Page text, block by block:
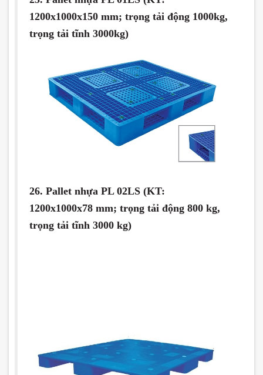
1200x1000x150 mm; trọng tải động 1000kg,
trọng tải tĩnh 3000kg)
26. Pallet nhựa PL 02LS (KT:
1200x1000x78 mm; trọng tải động 800 kg,
trọng tải tĩnh 3000 kg)